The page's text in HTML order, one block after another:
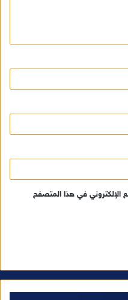
الإلكتروني في هذا المتصفح